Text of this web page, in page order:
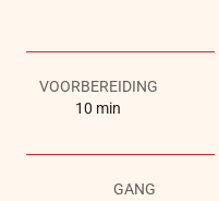
VOORBEREIDING
10 min
GANG